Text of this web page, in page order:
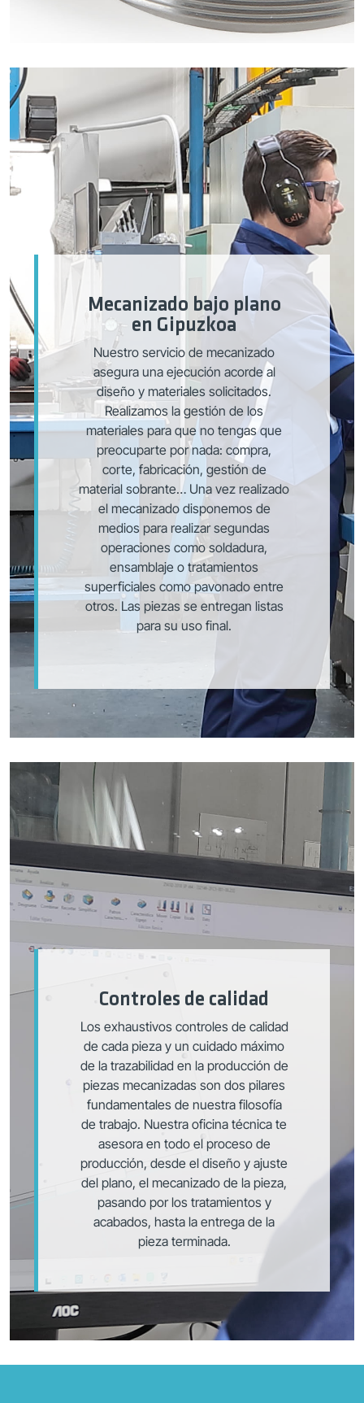
Mecanizado bajo plano
en Gipuzkoa
Nuestro servicio de mecanizado
asegura una ejecución acorde al
diseño y materiales solicitados.
Realizamos la gestión de los
materiales para que no tengas que
preocuparte por nada: compra,
corte, fabricación, gestión de
material sobrante… Una vez realizado
el mecanizado disponemos de
medios para realizar segundas
operaciones como soldadura,
ensamblaje o tratamientos
superficiales como pavonado entre
otros. Las piezas se entregan listas
para su uso final.
Controles de calidad
Los exhaustivos controles de calidad
de cada pieza y un cuidado máximo
de la trazabilidad en la producción de
piezas mecanizadas son dos pilares
fundamentales de nuestra filosofía
de trabajo. Nuestra oficina técnica te
asesora en todo el proceso de
producción, desde el diseño y ajuste
del plano, el mecanizado de la pieza,
pasando por los tratamientos y
acabados, hasta la entrega de la
pieza terminada.